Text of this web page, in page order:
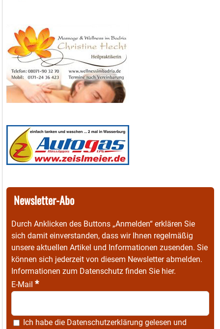
Newsletter-Abo
Durch Anklicken des Buttons „Anmelden“ erklären Sie
sich damit einverstanden, dass wir Ihnen regelmäßig
unsere aktuellen Artikel und Informationen zusenden. Sie
können sich jederzeit von diesem Newsletter abmelden.
Informationen zum Datenschutz finden Sie hier.
E-Mail *
Ich habe die Datenschutzerklärung gelesen und